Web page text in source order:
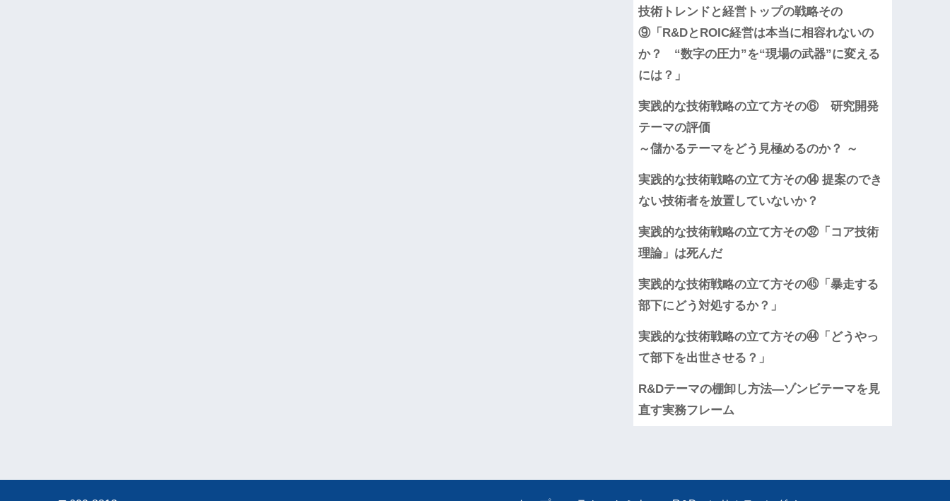
技術トレンドと経営トップの戦略その
⑨「R&DとROIC経営は本当に相容れないの
か？ “数字の圧力”を“現場の武器”に変える
には？」
実践的な技術戦略の立て方その⑥ 研究開発
テーマの評価
～儲かるテーマをどう見極めるのか？ ～
実践的な技術戦略の立て方その⑭ 提案のでき
ない技術者を放置していないか？
実践的な技術戦略の立て方その㉜「コア技術
理論」は死んだ
実践的な技術戦略の立て方その㊺「暴走する
部下にどう対処するか？」
実践的な技術戦略の立て方その㊹「どうやっ
て部下を出世させる？」
R&Dテーマの棚卸し方法―ゾンビテーマを見
直す実務フレーム